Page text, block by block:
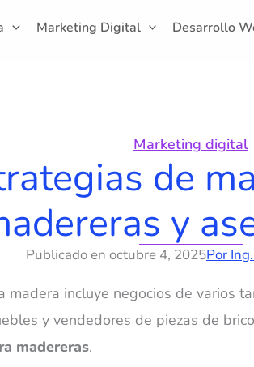
Marketing Digital Desarrollo
Marketing digital
de
y
Publicado en octubre 4, 2025Por
madera incluye negocios de varios
y vendedores de piezas de
madereras.